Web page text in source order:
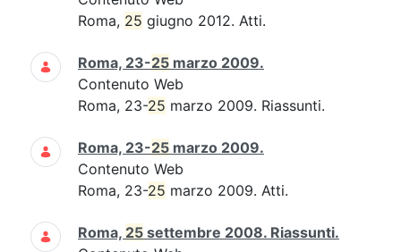
Roma, 25 giugno 2012. Atti.
Roma, 23-25 marzo 2009.
Contenuto Web
Roma, 23-25 marzo 2009. Riassunti.
Roma, 23-25 marzo 2009.
Contenuto Web
Roma, 23-25 marzo 2009. Atti.
Roma, 25 settembre 2008. Riassunti.